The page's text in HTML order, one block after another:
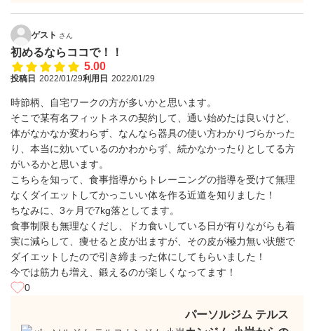
ゲスト さん
初めるならココで！！
5.00
投稿日 2022/01/29利用日 2022/01/29
時節柄、自宅ワークの方が多いかと思います。
そこで某有名フィットネスの契約して、通い始めたは良いけど、
体がなかなか変わらず、なんなら器具の使い方わかりづらかった
り、本当に効いているのかわからず、続かなかったりとしてる方
がいるかと思います。
こちらを知って、食事指導からトレーニングの指導を受けて無理
なくダイエットしてかっこいい体を作る近道を知りました！
ちなみに、3ヶ月で7kg落としてます。
食事制限も無理なくだし、ドカ食いしている日が有りながらも着
実に減らして、痩せると皮が出ますが、その皮が極力無い状態で
ダイエットしたので引き締まった体にしてもらいました！
今では筋力も増え、鍛えるのが楽しくなってます！
0
パーソルジム テルス